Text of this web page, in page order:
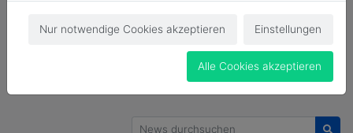
News durchsuchen
Nur notwendige Cookies akzeptieren Einstellungen
Alle Cookies akzeptieren